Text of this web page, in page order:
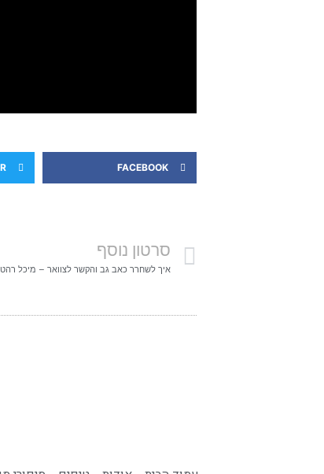
FACEBOOK
סרטון נוסף
איך לשחרר כאב גב והקשר לצוואר – מיכל